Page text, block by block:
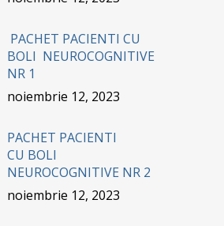
PACHET PACIENTI CU
BOLI NEUROCOGNITIVE
NR 1
noiembrie 12, 2023
PACHET PACIENTI
CU BOLI
NEUROCOGNITIVE NR 2
noiembrie 12, 2023